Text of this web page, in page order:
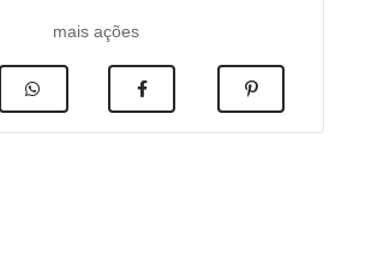
mais ações